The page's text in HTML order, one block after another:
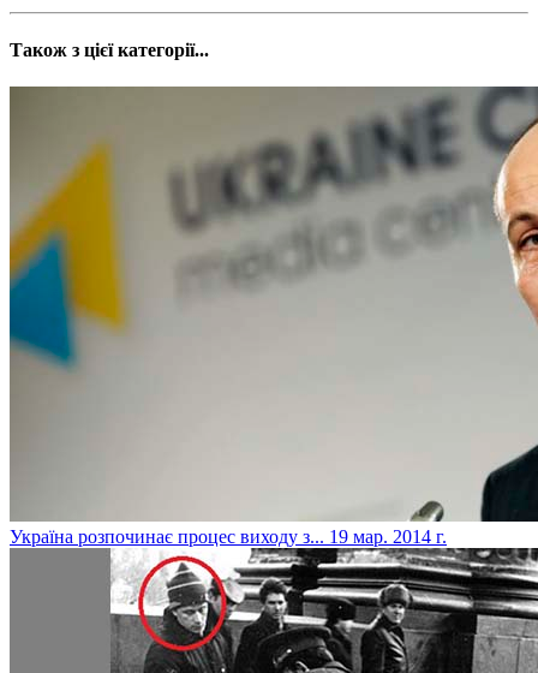
Також з цієї категорії...
Україна розпочинає процес виходу з... 19 мар. 2014 г.